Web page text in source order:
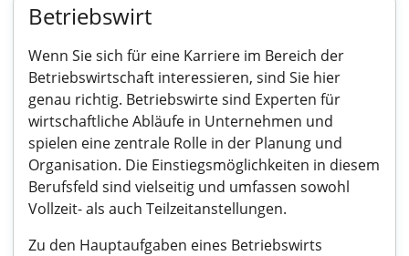
Betriebswirt
Wenn Sie sich für eine Karriere im Bereich der
Betriebswirtschaft interessieren, sind Sie hier
genau richtig. Betriebswirte sind Experten für
wirtschaftliche Abläufe in Unternehmen und
spielen eine zentrale Rolle in der Planung und
Organisation. Die Einstiegsmöglichkeiten in diesem
Berufsfeld sind vielseitig und umfassen sowohl
Vollzeit- als auch Teilzeitanstellungen.
Zu den Hauptaufgaben eines Betriebswirts